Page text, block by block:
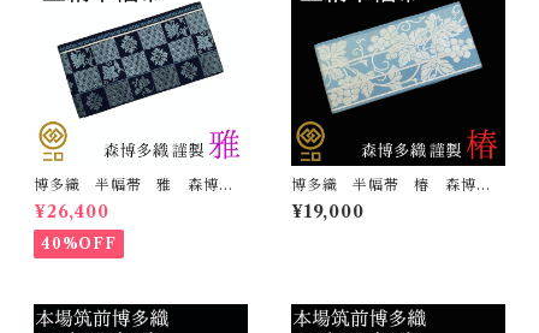
博多織 半幅帯 雅 森博多
織 正絹 リバーシブル 長
さ/3m78cm 日本製 和装
小袋帯 半巾帯
¥26,400
40%OFF
博多織 半幅帯 椿 森博多
織 正絹 長さ/3m78cm 日
本製 和装 小袋帯 半巾帯
¥19,000